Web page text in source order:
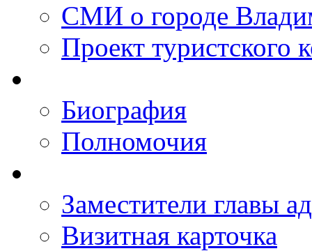
СМИ о городе
Проект туристского
Биография
Полномочия
Заместители главы
Визитная карточка